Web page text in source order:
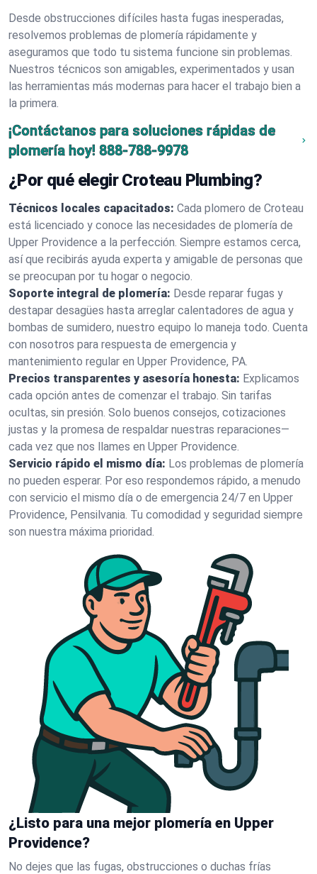
Desde obstrucciones difíciles hasta fugas inesperadas,
resolvemos problemas de plomería rápidamente y
aseguramos que todo tu sistema funcione sin problemas.
Nuestros técnicos son amigables, experimentados y usan
las herramientas más modernas para hacer el trabajo bien a
la primera.
¡Contáctanos para soluciones rápidas de
plomería hoy! 888-788-9978
¿Por qué elegir Croteau Plumbing?
Técnicos locales capacitados: Cada plomero de Croteau
está licenciado y conoce las necesidades de plomería de
Upper Providence a la perfección. Siempre estamos cerca,
así que recibirás ayuda experta y amigable de personas que
se preocupan por tu hogar o negocio.
Soporte integral de plomería: Desde reparar fugas y
destapar desagües hasta arreglar calentadores de agua y
bombas de sumidero, nuestro equipo lo maneja todo. Cuenta
con nosotros para respuesta de emergencia y
mantenimiento regular en Upper Providence, PA.
Precios transparentes y asesoría honesta: Explicamos
cada opción antes de comenzar el trabajo. Sin tarifas
ocultas, sin presión. Solo buenos consejos, cotizaciones
justas y la promesa de respaldar nuestras reparaciones—
cada vez que nos llames en Upper Providence.
Servicio rápido el mismo día: Los problemas de plomería
no pueden esperar. Por eso respondemos rápido, a menudo
con servicio el mismo día o de emergencia 24/7 en Upper
Providence, Pensilvania. Tu comodidad y seguridad siempre
son nuestra máxima prioridad.
¿Listo para una mejor plomería en Upper
Providence?
No dejes que las fugas, obstrucciones o duchas frías